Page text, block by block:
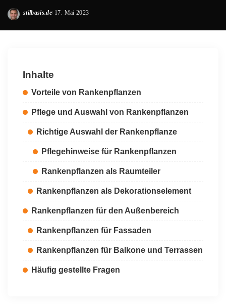
Posted
stilbasis.de 17. Mai 2023
Inhalte
Vorteile von Rankenpflanzen
Pflege und Auswahl von Rankenpflanzen
Richtige Auswahl der Rankenpflanze
Pflegehinweise für Rankenpflanzen
Rankenpflanzen als Raumteiler
Rankenpflanzen als Dekorationselement
Rankenpflanzen für den Außenbereich
Rankenpflanzen für Fassaden
Rankenpflanzen für Balkone und Terrassen
Häufig gestellte Fragen